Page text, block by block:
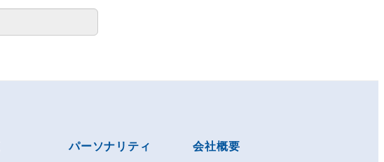
パーソナリティ 会社概要